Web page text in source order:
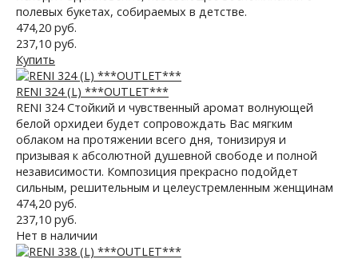
полевых букетах, собираемых в детстве.
474,20 руб.
237,10 руб.
Купить
RENI 324 (L) ***OUTLET***
RENI 324 Cтойкий и чувственный аромат волнующей
белой орхидеи будет сопровождать Вас мягким
облаком на протяжении всего дня, тонизируя и
призывая к абсолютной душевной свободе и полной
независимости. Композиция прекрасно подойдет
сильным, решительным и целеустремленным женщинам
474,20 руб.
237,10 руб.
Нет в наличии